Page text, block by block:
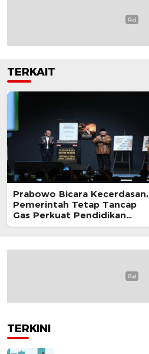
TERKAIT
Prabowo Bicara Kecerdasan,
Pemerintah Tetap Tancap
Gas Perkuat Pendidikan
Nasional
TERKINI